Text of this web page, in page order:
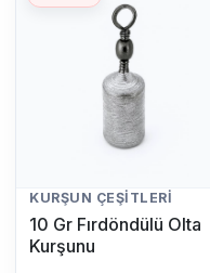
KURŞUN ÇEŞITLERI
10 Gr Fırdöndülü Olta
Kurşunu